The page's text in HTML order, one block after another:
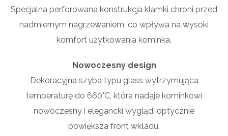
Specjalna perforowana konstrukcja klamki chroni przed
nadmiernym nagrzewaniem, co wpływa na wysoki
komfort użytkowania kominka.
Nowoczesny design
Dekoracyjna szyba typu glass wytrzymująca
temperaturę do 660°C, która nadaje kominkowi
nowoczesny i elegancki wygląd, optycznie
powiększa front wkładu.